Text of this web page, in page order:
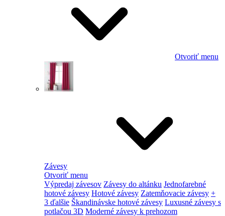
Otvoriť menu
Závesy
Otvoriť menu
Výpredaj závesov Závesy do altánku Jednofarebné
hotové závesy Hotové závesy Zatemňovacie závesy +
3 ďalšie Škandinávske hotové závesy Luxusné závesy s
potlačou 3D Moderné závesy k prehozom